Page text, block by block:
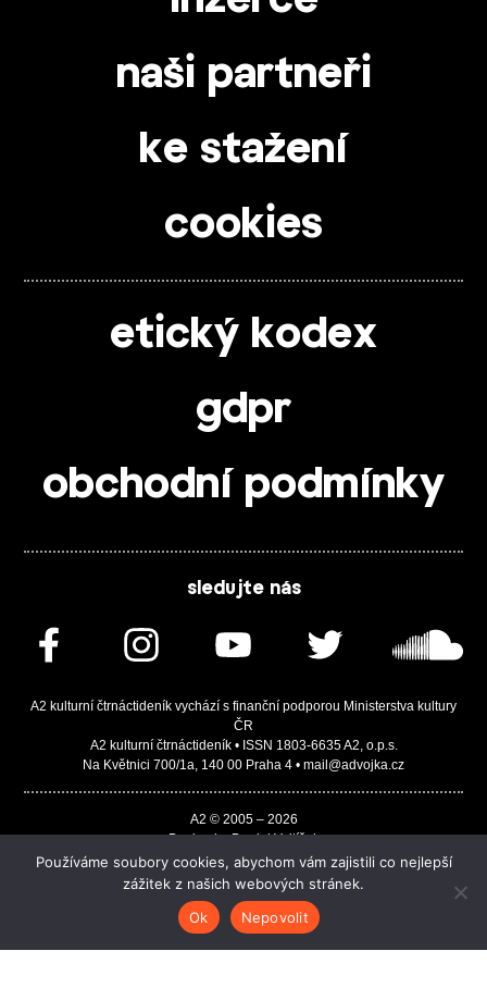
naši partneři
ke stažení
cookies
etický kodex
gdpr
obchodní podmínky
sledujte nás
A2 kulturní čtrnáctideník vychází s finanční podporou Ministerstva kultury
ČR
A2 kulturní čtrnáctideník • ISSN 1803-6635 A2, o.p.s.
Na Květnici 700/1a, 140 00 Praha 4 • mail@advojka.cz
A2 © 2005 – 2026
Design by Daniel Vojtíšek
Built by JASA-IT & ChSoft
Používáme soubory cookies, abychom vám zajistili co nejlepší
zážitek z našich webových stránek.
Ok
Nepovolit